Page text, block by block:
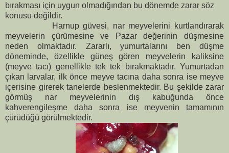
bırakması için uygun olmadığından bu dönemde zarar söz
konusu değildir.
Harnup güvesi, nar meyvelerini kurtlandırarak
meyvelerin çürümesine ve Pazar değerinin düşmesine
neden olmaktadır. Zararlı, yumurtalarını ben düşme
döneminde, özellikle güneş gören meyvelerin kaliksine
(meyve tacı) genellikle tek tek bırakmaktadır. Yumurtadan
çıkan larvalar, ilk önce meyve tacına daha sonra ise meyve
içerisine girerek tanelerde beslenmektedir. Bu şekilde zarar
görmüş nar meyvelerinin dış kabuğunda önce
kahverengileşme daha sonra ise meyvenin tamamının
çürüdüğü görülmektedir.